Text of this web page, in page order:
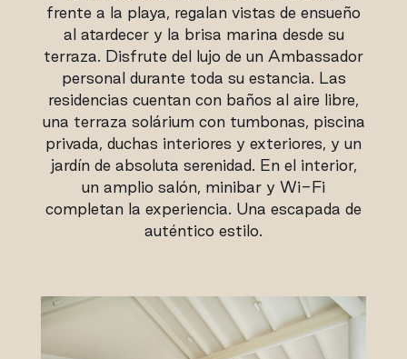
frente a la playa, regalan vistas de ensueño
al atardecer y la brisa marina desde su
terraza. Disfrute del lujo de un Ambassador
personal durante toda su estancia. Las
residencias cuentan con baños al aire libre,
una terraza solárium con tumbonas, piscina
privada, duchas interiores y exteriores, y un
jardín de absoluta serenidad. En el interior,
un amplio salón, minibar y Wi-Fi
completan la experiencia. Una escapada de
auténtico estilo.